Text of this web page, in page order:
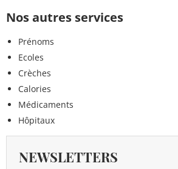
Nos autres services
Prénoms
Ecoles
Crèches
Calories
Médicaments
Hôpitaux
NEWSLETTERS